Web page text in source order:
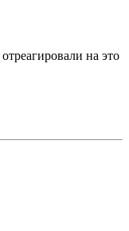
отреагировали на это